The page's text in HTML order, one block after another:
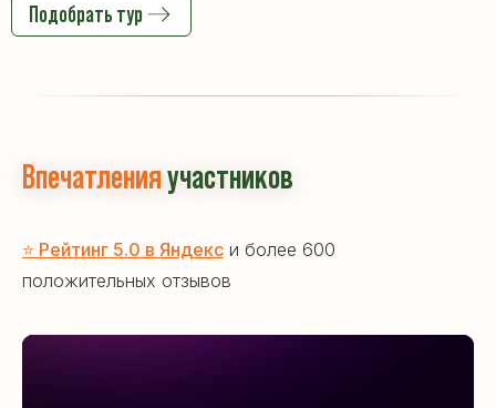
Подобрать тур
Впечатленияучастников
⭐ Рейтинг 5.0 в Яндекс и более 600
положительных отзывов